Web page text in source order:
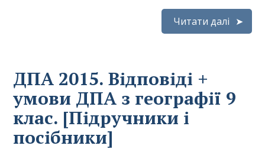
Читати далі
ДПА 2015. Відповіді +
умови ДПА з географії 9
клас. [Підручники і
посібники]